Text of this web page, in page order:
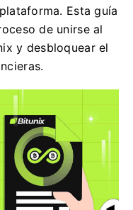
Esta guía
de unirse al
y desbloquear el